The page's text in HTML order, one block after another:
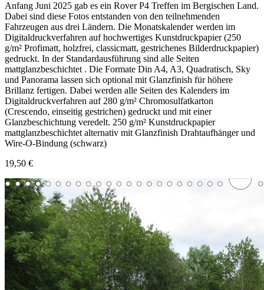
Anfang Juni 2025 gab es ein Rover P4 Treffen im Bergischen Land.
Dabei sind diese Fotos entstanden von den teilnehmenden
Fahrzeugen aus drei Ländern. Die Monatskalender werden im
Digitaldruckverfahren auf hochwertiges Kunstdruckpapier (250
g/m² Profimatt, holzfrei, classicmatt, gestrichenes Bilderdruckpapier)
gedruckt. In der Standardausführung sind alle Seiten
mattglanzbeschichtet . Die Formate Din A4, A3, Quadratisch, Sky
und Panorama lassen sich optional mit Glanzfinish für höhere
Brillanz fertigen. Dabei werden alle Seiten des Kalenders im
Digitaldruckverfahren auf 280 g/m² Chromosulfatkarton
(Crescendo, einseitig gestrichen) gedruckt und mit einer
Glanzbeschichtung veredelt. 250 g/m² Kunstdruckpapier
mattglanzbeschichtet alternativ mit Glanzfinish Drahtaufhänger und
Wire-O-Bindung (schwarz)
19,50 €